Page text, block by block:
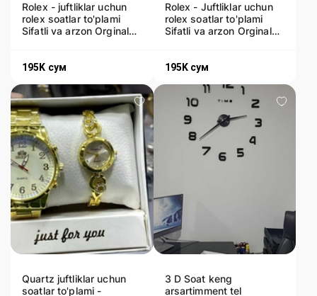
Rolex - juftliklar uchun
rolex soatlar to'plami
Sifatli va arzon Orginal
195K сум
Rolex - Juftliklar uchun
rolex soatlar to'plami
Sifatli va arzon Orginal
195K сум
Quartz juftliklar uchun
soatlar to'plami -
3 D Soat keng
arsartimment tel